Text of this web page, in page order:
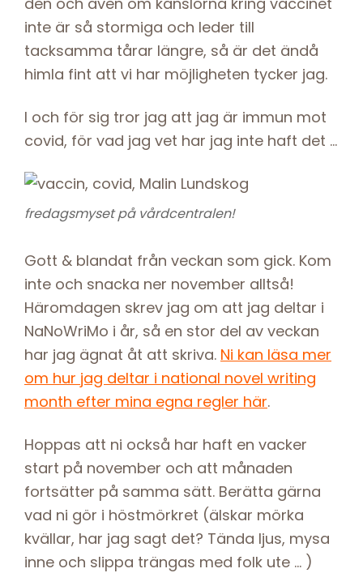
inte är så stormiga och leder till
tacksamma tårar längre, så är det ändå
himla fint att vi har möjligheten tycker jag.
I och för sig tror jag att jag är immun mot
covid, för vad jag vet har jag inte haft det …
fredagsmyset på vårdcentralen!
Gott & blandat från veckan som gick. Kom
inte och snacka ner november alltså!
Häromdagen skrev jag om att jag deltar i
NaNoWriMo i år, så en stor del av veckan
har jag ägnat åt att skriva. Ni kan läsa mer
om hur jag deltar i national novel writing
month efter mina egna regler här.
Hoppas att ni också har haft en vacker
start på november och att månaden
fortsätter på samma sätt. Berätta gärna
vad ni gör i höstmörkret (älskar mörka
kvällar, har jag sagt det? Tända ljus, mysa
inne och slippa trängas med folk ute … )